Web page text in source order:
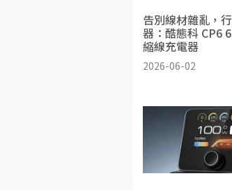
告別線材雜亂，
器：酷態科 CP6
縮線充電器
2026-06-02